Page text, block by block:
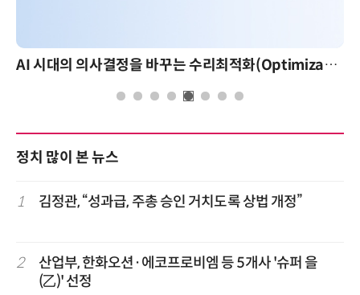
AI 시대의 의사결정을 바꾸는 수리최적화(Optimization): 실제 산업 적용 사례와 활용 전략
정치 많이 본 뉴스
1 김정관, “성과급, 주총 승인 거치도록 상법 개정”
2
산업부, 한화오션·에코프로비엠 등 5개사 '슈퍼 을
(乙)' 선정